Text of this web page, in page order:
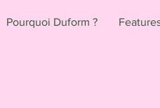
Pourquoi Duform ?